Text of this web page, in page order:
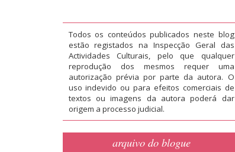
Todos os conteúdos publicados neste blog
estão registados na Inspecção Geral das
Actividades Culturais, pelo que qualquer
reprodução dos mesmos requer uma
autorização prévia por parte da autora. O
uso indevido ou para efeitos comerciais de
textos ou imagens da autora poderá dar
origem a processo judicial.
arquivo do blogue